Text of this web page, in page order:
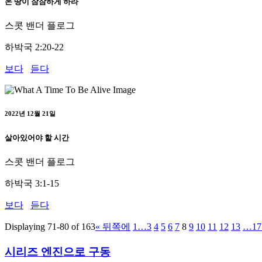
스콧 밴더 플로그
하박국 2:20-22
보다 듣다
2022년 12월 21일
살아있어야 할 시간
스콧 밴더 플로그
하박국 3:1-15
보다 듣다
Displaying 71-80 of 163« 뒤쪽에 1…3 4 5 6 7 8 9 10 11 12 13 …17
시리즈 엔진으로 구동